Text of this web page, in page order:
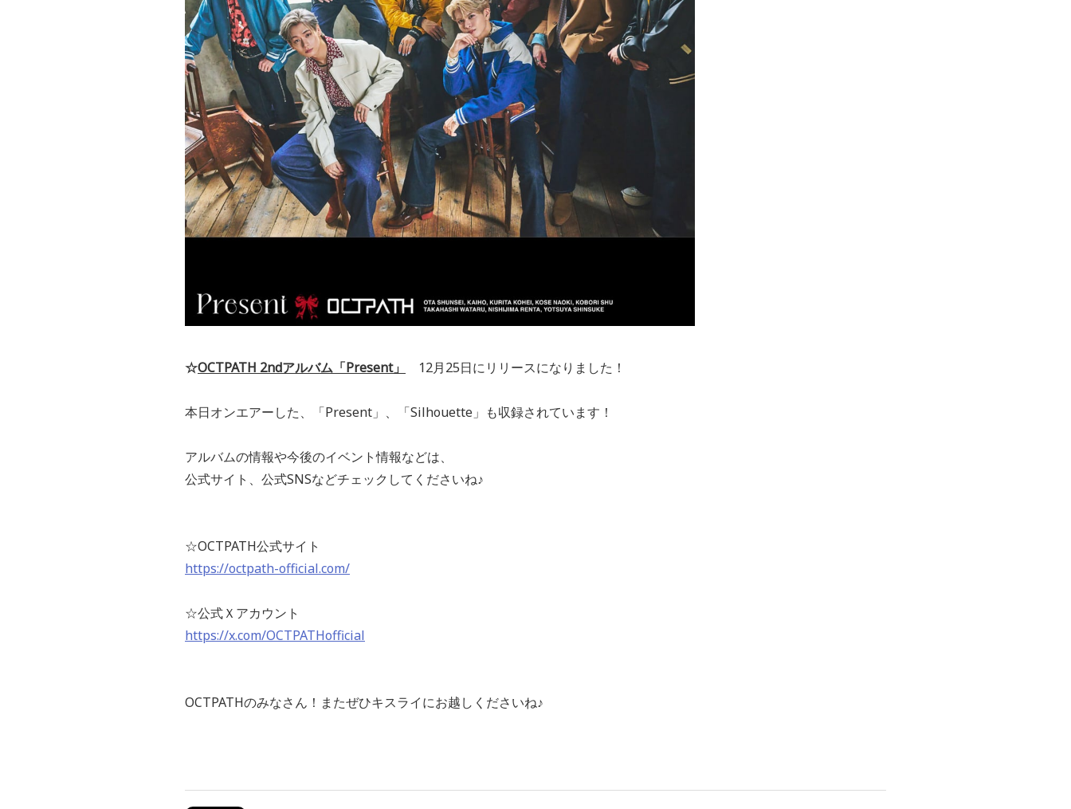
☆OCTPATH 2ndアルバム「Present」 12月25日にリリースになりました！
本日オンエアーした、「Present」、「Silhouette」も収録されています！
アルバムの情報や今後のイベント情報などは、
公式サイト、公式SNSなどチェックしてくださいね♪
☆OCTPATH公式サイト
https://octpath-official.com/
☆公式Ｘアカウント
https://x.com/OCTPATHofficial
OCTPATHのみなさん！またぜひキスライにお越しくださいね♪